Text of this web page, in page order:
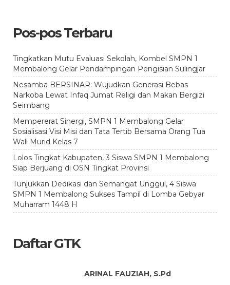
Pos-pos Terbaru
Tingkatkan Mutu Evaluasi Sekolah, Kombel SMPN 1
Membalong Gelar Pendampingan Pengisian Sulingjar
Nesamba BERSINAR: Wujudkan Generasi Bebas
Narkoba Lewat Infaq Jumat Religi dan Makan Bergizi
Seimbang
Mempererat Sinergi, SMPN 1 Membalong Gelar
Sosialisasi Visi Misi dan Tata Tertib Bersama Orang Tua
Wali Murid Kelas 7
Lolos Tingkat Kabupaten, 3 Siswa SMPN 1 Membalong
Siap Berjuang di OSN Tingkat Provinsi
Tunjukkan Dedikasi dan Semangat Unggul, 4 Siswa
SMPN 1 Membalong Sukses Tampil di Lomba Gebyar
Muharram 1448 H
Daftar GTK
ARINAL FAUZIAH, S.Pd